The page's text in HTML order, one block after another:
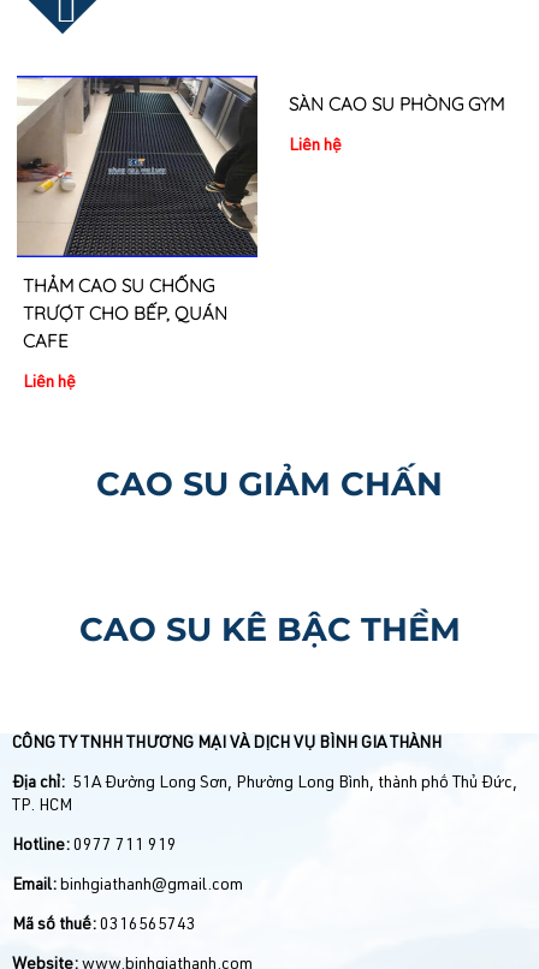
THẢM CAO SU CHỐNG
TRƯỢT CHO BẾP, QUÁN
CAFE
Liên hệ
CAO SU GIẢM CHẤN
CAO SU KÊ BẬC THỀM
CÔNG TY TNHH THƯƠNG MẠI VÀ DỊCH VỤ BÌNH GIA THÀNH
Địa chỉ: 51A Đường Long Sơn, Phường Long Bình, thành phố Thủ Đức,
TP. HCM
Hotline: 0977 711 919
Email: binhgiathanh@gmail.com
Mã số thuế: 0316565743
Website: www.binhgiathanh.com